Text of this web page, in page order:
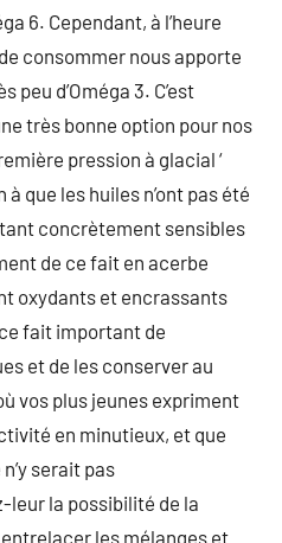
6. Cependant, à l’heure
consommer nous apporte
peu d’Oméga 3. C’est
très bonne option pour nos
pression à glacial ‘
que les huiles n’ont pas été
concrètement sensibles
de ce fait en acerbe
oxydants et encrassants
fait important de
et de les conserver au
vos plus jeunes expriment
en minutieux, et que
serait pas
la possibilité de la
les mélanges et